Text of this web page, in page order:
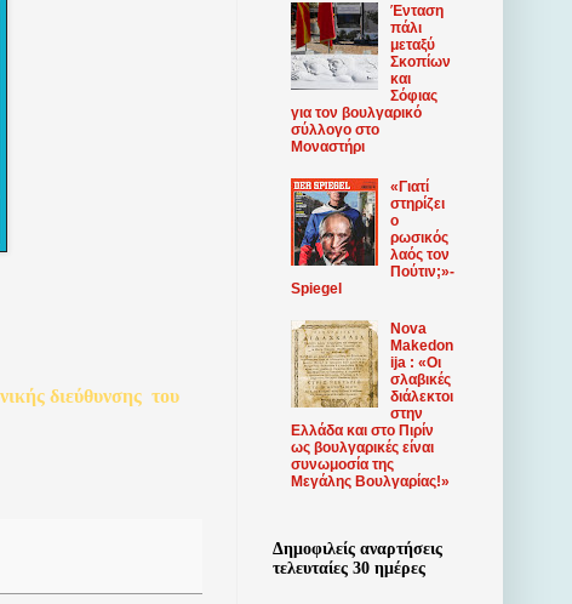
διεύθυνσης του
Ένταση
πάλι
μεταξύ
Σκοπίων
και
Σόφιας
για τον βουλγαρικό
σύλλογο στο
Μοναστήρι
«Γιατί
στηρίζει
ο
ρωσικός
λαός τον
Πούτιν;»-
Spiegel
Nova
Makedon
ija : «Οι
σλαβικές
διάλεκτοι
στην
Ελλάδα και στο Πιρίν
ως βουλγαρικές είναι
συνωμοσία της
Μεγάλης Βουλγαρίας!»
Δημοφιλείς αναρτήσεις
τελευταίες 30 ημέρες